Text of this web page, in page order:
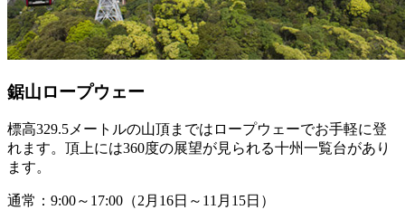
鋸山ロープウェー
標高329.5メートルの山頂まではロープウェーでお手軽に登
れます。頂上には360度の展望が見られる十州一覧台があり
ます。
通常：9:00～17:00（2月16日～11月15日）